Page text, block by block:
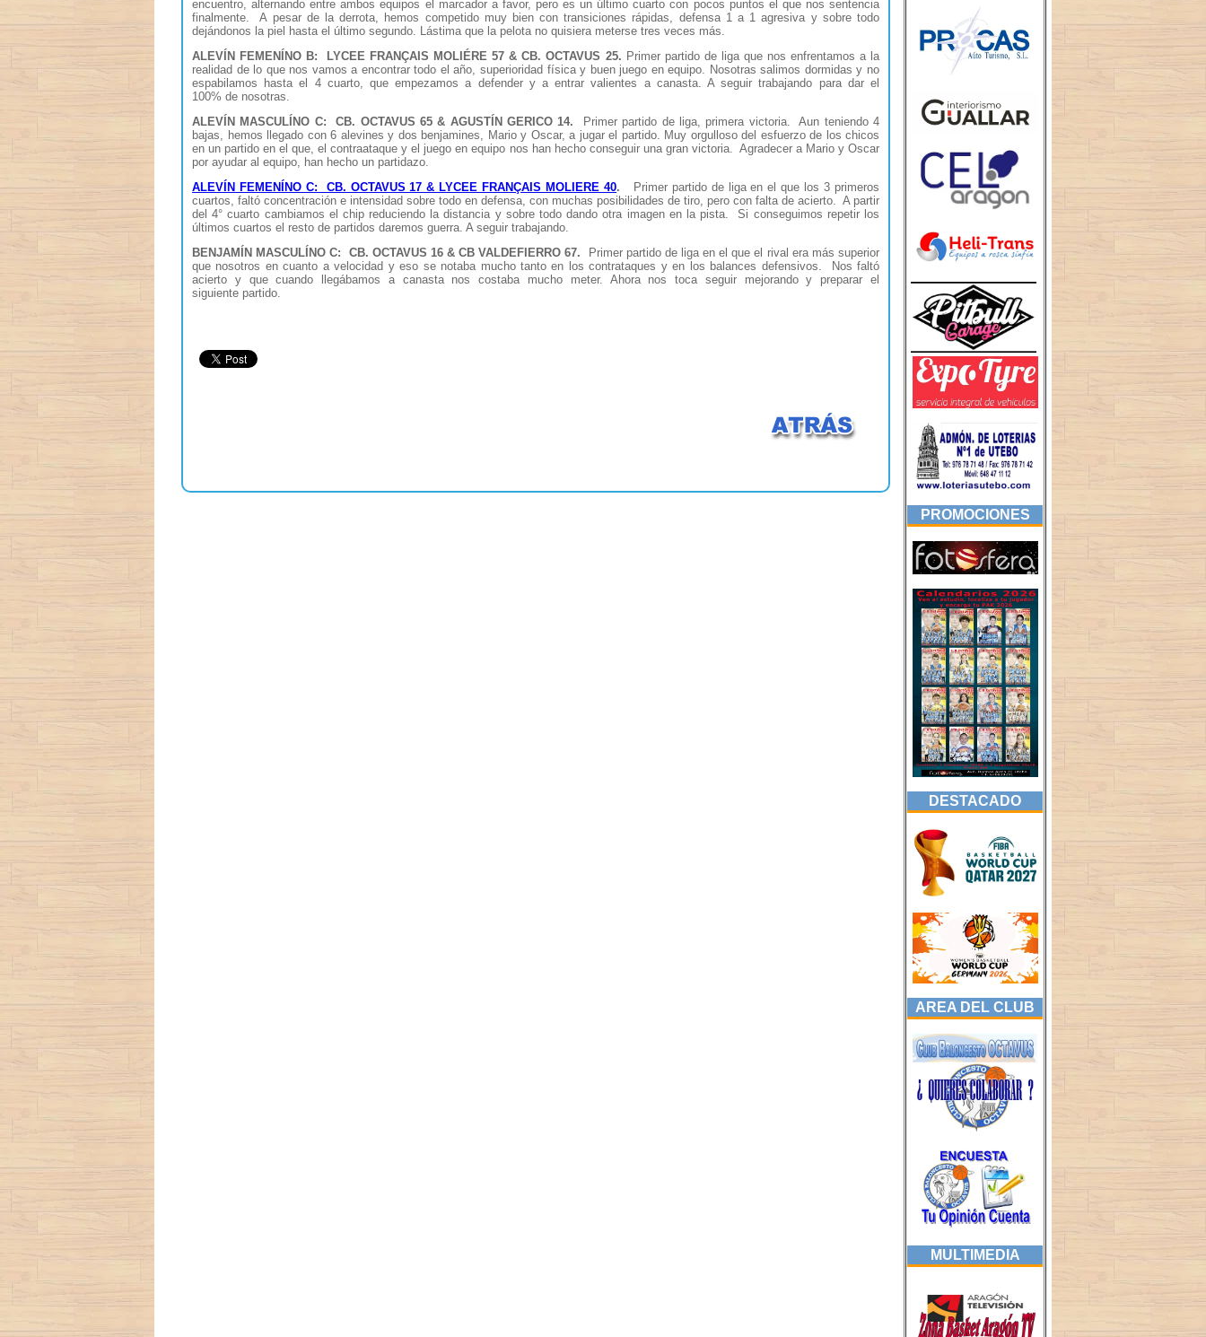
encuentro, alternando entre ambos equipos el marcador a favor, pero es un último cuarto con pocos puntos el que nos sentencia
finalmente. A pesar de la derrota, hemos competido muy bien con transiciones rápidas, defensa 1 a 1 agresiva y sobre todo
dejándonos la piel hasta el último segundo. Lástima que la pelota no quisiera meterse tres veces más.
ALEVÍN FEMENÍNO B: LYCEE FRANÇAIS MOLIÉRE 57 & CB. OCTAVUS 25. Primer partido de liga que nos enfrentamos a la
realidad de lo que nos vamos a encontrar todo el año, superioridad física y buen juego en equipo. Nosotras salimos dormidas y no
espabilamos hasta el 4 cuarto, que empezamos a defender y a entrar valientes a canasta. A seguir trabajando para dar el
100% de nosotras.
ALEVÍN MASCULÍNO C: CB. OCTAVUS 65 & AGUSTÍN GERICO 14.
Primer partido de liga, primera victoria. Aun teniendo 4
bajas, hemos llegado con 6 alevines y dos benjamines, Mario y Oscar, a jugar el partido. Muy orgulloso del esfuerzo de los chicos
en un partido en el que, el contraataque y el juego en equipo nos han hecho conseguir una gran victoria. Agradecer a Mario y Oscar
por ayudar al equipo, han hecho un partidazo.
ALEVÍN FEMENÍNO C: CB. OCTAVUS 17 & LYCEE FRANÇAIS MOLIERE 40.
Primer partido de liga en el que los 3 primeros
cuartos, faltó concentración e intensidad sobre todo en defensa, con muchas posibilidades de tiro, pero con falta de acierto. A partir
del 4° cuarto cambiamos el chip reduciendo la distancia y sobre todo dando otra imagen en la pista. Si conseguimos repetir los
últimos cuartos el resto de partidos daremos guerra. A seguir trabajando.
BENJAMÍN MASCULÍNO C: CB. OCTAVUS 16 & CB VALDEFIERRO 67.
Primer partido de liga en el que el rival era más superior
que nosotros en cuanto a velocidad y eso se notaba mucho tanto en los contrataques y en los balances defensivos. Nos faltó
acierto y que cuando llegábamos a canasta nos costaba mucho meter. Ahora nos toca seguir mejorando y preparar el
siguiente partido.
PROMOCIONES
DESTACADO
AREA DEL CLUB
MULTIMEDIA